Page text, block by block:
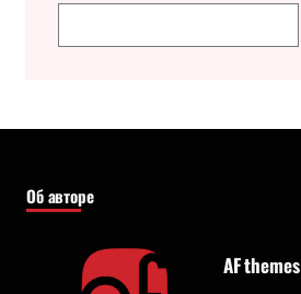
о
к
Об авторе
AF themes